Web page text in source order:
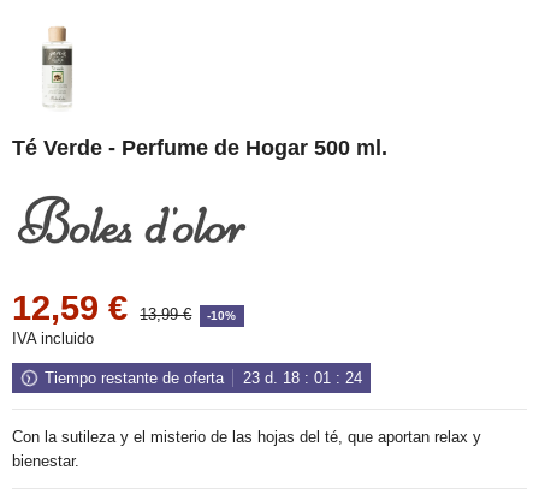
Té Verde - Perfume de Hogar 500 ml.
12,59 € 13,99 € -10%
IVA incluido
Tiempo restante de oferta 23d. 18: 01 : 24
Con la sutileza y el misterio de las hojas del té, que aportan relax y
bienestar.